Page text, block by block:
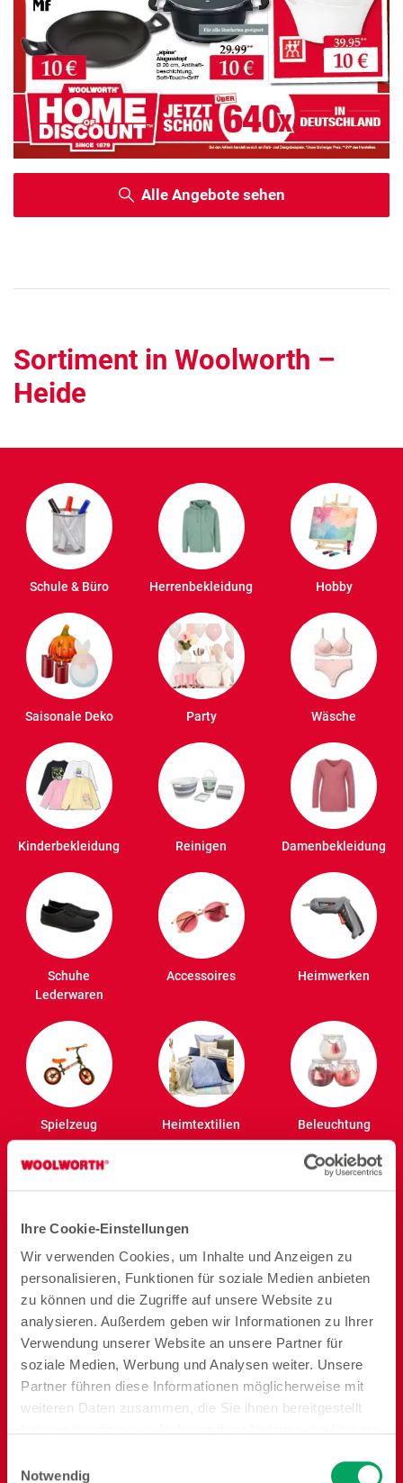
Ihre Cookie-Einstellungen
Wir verwenden Cookies, um Inhalte und Anzeigen zu
personalisieren, Funktionen für soziale Medien anbieten
zu können und die Zugriffe auf unsere Website zu
analysieren. Außerdem geben wir Informationen zu Ihrer
Verwendung unserer Website an unsere Partner für
soziale Medien, Werbung und Analysen weiter. Unsere
Partner führen diese Informationen möglicherweise mit
weiteren Daten zusammen, die Sie ihnen bereitgestellt
Einstellungen zu den Cookies finden Sie
Notwendig
Alle Angebote sehen
Sortiment in Woolworth –
Heide
Schule & Büro Herrenbekleidung Hobby
Saisonale Deko Party Wäsche
Kinderbekleidung Reinigen Damenbekleidung
Schuhe
Lederwaren
Accessoires Heimwerken
Spielzeug Heimtextilien Beleuchtung
Deko Kochen Backen
Ordnung und
Vorrat
Speisen Badezimmer